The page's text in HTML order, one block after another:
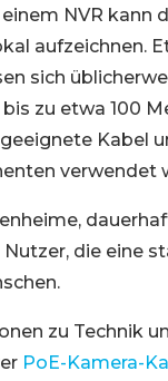
NVR kann
aufzeichnen.
sich
zu etwa 100
Kabel
verwendet
die eine
zu Technik
PoE-Kamera-